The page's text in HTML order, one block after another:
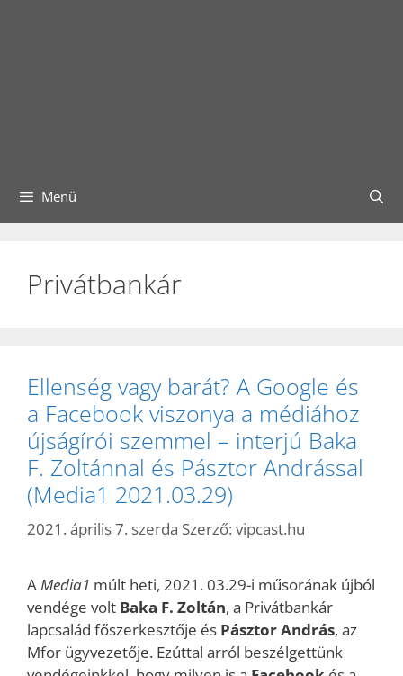
Menü
Privátbankár
Ellenség vagy barát? A Google és
a Facebook viszonya a médiához
újságírói szemmel – interjú Baka
F. Zoltánnal és Pásztor Andrással
(Media1 2021.03.29)
2021. április 7. szerda Szerző: vipcast.hu
A Media1 múlt heti, 2021. 03.29-i műsorának újból
vendége volt Baka F. Zoltán, a Privátbankár
lapcsalád főszerkesztője és Pásztor András, az
Mfor ügyvezetője. Ezúttal arról beszélgettünk